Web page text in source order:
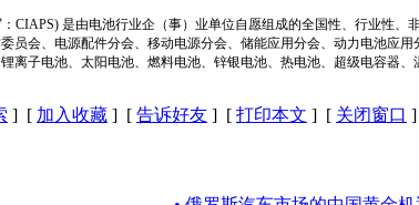
：CIAPS) 是由电池行业企（事）业单位自愿组成的全国性、行业性
会、电源配件分会、移动电源分会、储能应用分会、动力电池应
子电池、太阳电池、燃料电池、锌银电池、热电池、超级电容器
] [ 加入收藏 ] [ 告诉好友 ] [ 打印本文 ] [ 关闭窗口 ]